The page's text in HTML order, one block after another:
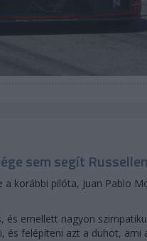
sem segít Russellen
korábbi pilóta, Juan Pablo
emellett nagyon
és felépíteni azt a dühöt,